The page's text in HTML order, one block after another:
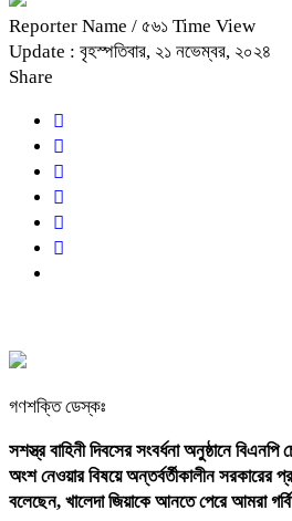
Reporter Name / ৫৬১ Time View
Update : বৃহস্পতিবার, ২১ নভেম্বর, ২০২৪
Share
গণশক্তি ডেস্কঃ
সশস্ত্র বাহিনী দিবসের সংবর্ধনা অনুষ্ঠানে বিএনপি
অংশ নেওয়ার বিষয়ে অন্তর্বর্তীকালীন সরকারের
বলেছেন, খালেদা জিয়াকে আনতে পেরে আমরা